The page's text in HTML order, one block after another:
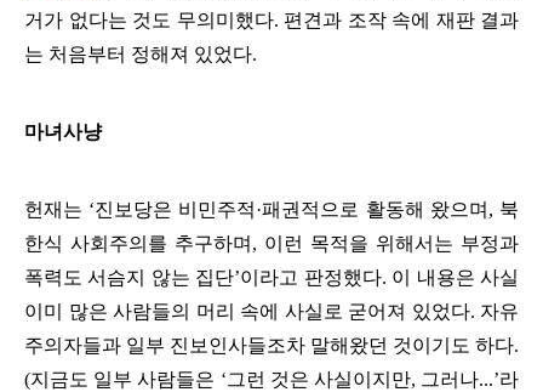
거가 없다는 것도 무의미했다. 편견과 조작 속에 재판 결과
는 처음부터 정해져 있었다.
마녀사냥
헌재는 ‘진보당은 비민주적·패권적으로 활동해 왔으며 , 북
한식 사회주의를 추구하며 , 이런 목적을 위해서는 부정과
폭력도 서슴지 않는 집단’이라고 판정했다. 이 내용은 사실
이미 많은 사람들의 머리 속에 사실로 굳어져 있었다. 자유
주의자들과 일부 진보인사들조차 말해왔던 것이기도 하다.
(지금도 일부 사람들은 ‘그런 것은 사실이지만, 그러나...’라